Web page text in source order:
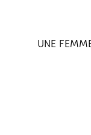
UNE